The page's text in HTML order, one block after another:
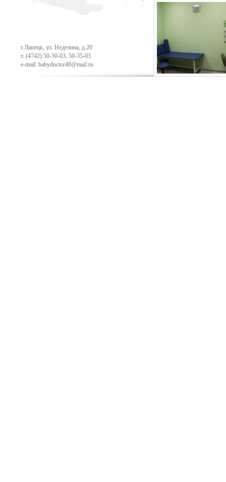
г.Липецк, ул. Неделина, д.20
т. (4742) 50-30-03, 50-35-03
e-mail: babydoctor48@mail.ru
Продвижение